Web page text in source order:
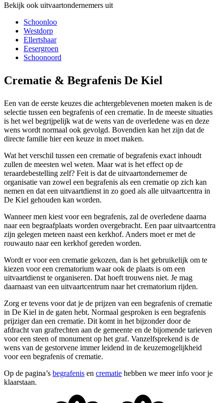
Bekijk ook uitvaartondernemers uit
Schoonloo
Westdorp
Ellertshaar
Eesergroen
Schoonoord
Crematie & Begrafenis De Kiel
Een van de eerste keuzes die achtergeblevenen moeten maken is de
selectie tussen een begrafenis of een crematie. In de meeste situaties
is het wel begrijpelijk wat de wens van de overledene was en deze
wens wordt normaal ook gevolgd. Bovendien kan het zijn dat de
directe familie hier een keuze in moet maken.
Wat het verschil tussen een crematie of begrafenis exact inhoudt
zullen de meesten wel weten. Maar wat is het effect op de
teraardebestelling zelf? Feit is dat de uitvaartondernemer de
organisatie van zowel een begrafenis als een crematie op zich kan
nemen en dat een uitvaartdienst in zo goed als alle uitvaartcentra in
De Kiel gehouden kan worden.
Wanneer men kiest voor een begrafenis, zal de overledene daarna
naar een begraafplaats worden overgebracht. Een paar uitvaartcentra
zijn gelegen meteen naast een kerkhof. Anders moet er met de
rouwauto naar een kerkhof gereden worden.
Wordt er voor een crematie gekozen, dan is het gebruikelijk om te
kiezen voor een crematorium waar ook de plaats is om een
uitvaartdienst te organiseren. Dat hoeft trouwens niet. Je mag
daarnaast van een uitvaartcentrum naar het crematorium rijden.
Zorg er tevens voor dat je de prijzen van een begrafenis of crematie
in De Kiel in de gaten hebt. Normaal gesproken is een begrafenis
prijziger dan een crematie. Dit komt in het bijzonder door de
afdracht van grafrechten aan de gemeente en de bijomende tarieven
voor een steen of monument op het graf. Vanzelfsprekend is de
wens van de gestorvene immer leidend in de keuzemogelijkheid
voor een begrafenis of crematie.
Op de pagina’s begrafenis en crematie hebben we meer info voor je
klaarstaan.